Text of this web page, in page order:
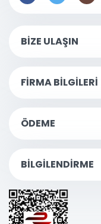
BİZE ULAŞIN
FİRMA BİLGİLERİ
ÖDEME
BİLGİLENDİRME